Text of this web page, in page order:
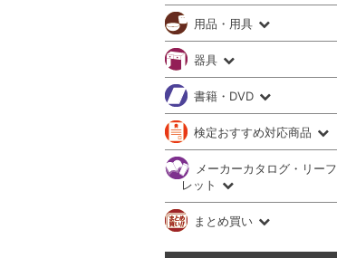
用品・用具
器具
書籍・DVD
検定おすすめ対応商品
メーカーカタログ・リーフ
レット
まとめ買い